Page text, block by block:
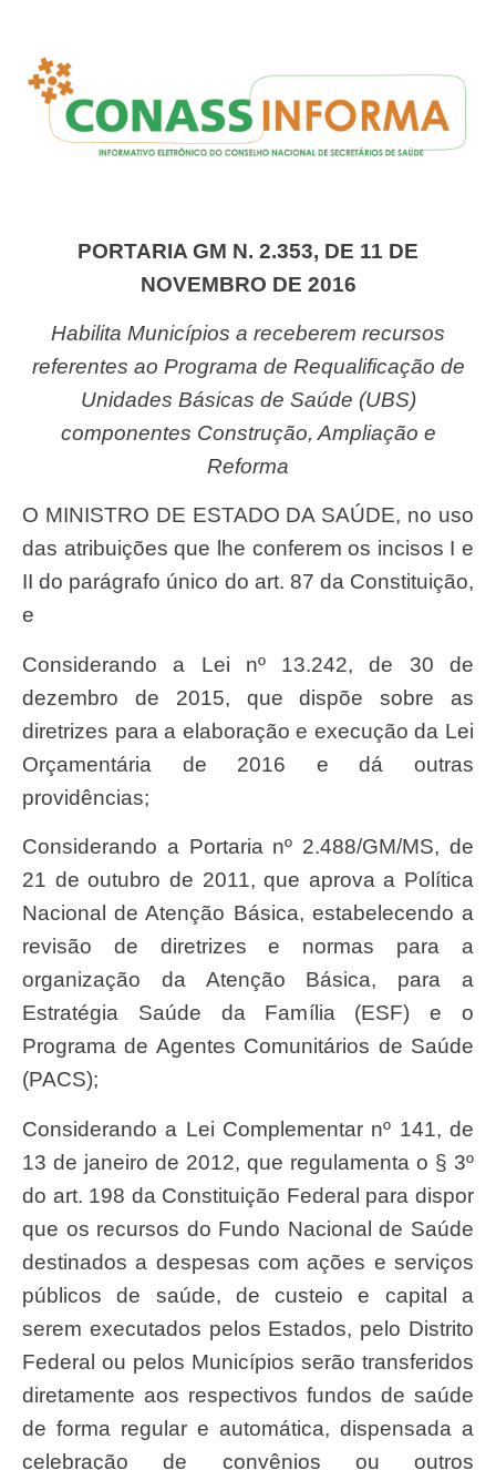
PORTARIA GM N. 2.353, DE 11 DE
NOVEMBRO DE 2016
Habilita Municípios a receberem recursos
referentes ao Programa de Requalificação de
Unidades Básicas de Saúde (UBS)
componentes Construção, Ampliação e
Reforma
O MINISTRO DE ESTADO DA SAÚDE, no uso
das atribuições que lhe conferem os incisos I e
II do parágrafo único do art. 87 da Constituição,
e
Considerando a Lei nº 13.242, de 30 de
dezembro de 2015, que dispõe sobre as
diretrizes para a elaboração e execução da Lei
Orçamentária de 2016 e dá outras
providências;
Considerando a Portaria nº 2.488/GM/MS, de
21 de outubro de 2011, que aprova a Política
Nacional de Atenção Básica, estabelecendo a
revisão de diretrizes e normas para a
organização da Atenção Básica, para a
Estratégia Saúde da Família (ESF) e o
Programa de Agentes Comunitários de Saúde
(PACS);
Considerando a Lei Complementar nº 141, de
13 de janeiro de 2012, que regulamenta o § 3º
do art. 198 da Constituição Federal para dispor
que os recursos do Fundo Nacional de Saúde
destinados a despesas com ações e serviços
públicos de saúde, de custeio e capital a
serem executados pelos Estados, pelo Distrito
Federal ou pelos Municípios serão transferidos
diretamente aos respectivos fundos de saúde
de forma regular e automática, dispensada a
celebração de convênios ou outros